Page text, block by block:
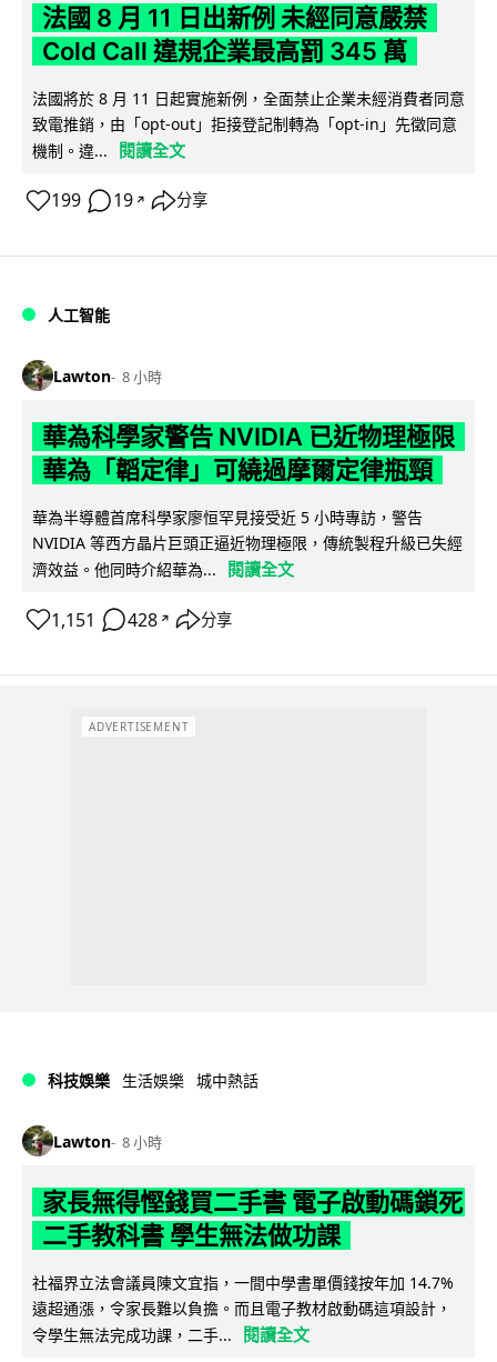
法國 8 月 11 日出新例 未經同意嚴禁
Cold Call 違規企業最高罰 345 萬
法國將於 8 月 11 日起實施新例，全面禁止企業未經消費者同意
致電推銷，由「opt-out」拒接登記制轉為「opt-in」先徵同意
機制。違...
閱讀全文
199 19 ↗ 分享
人工智能
Lawton 8 小時
華為科學家警告 NVIDIA 已近物理極限
華為「韜定律」可繞過摩爾定律瓶頸
華為半導體首席科學家廖恒罕見接受近 5 小時專訪，警告
NVIDIA 等西方晶片巨頭正逼近物理極限，傳統製程升級已失經
濟效益。他同時介紹華為...
閱讀全文
1,151 428 ↗ 分享
ADVERTISEMENT
科技娛樂 生活娛樂 城中熱話
Lawton 8 小時
家長無得慳錢買二手書 電子啟動碼鎖死
二手教科書 學生無法做功課
社福界立法會議員陳文宜指，一間中學書單價錢按年加 14.7%
遠超通漲，令家長難以負擔。而且電子教材啟動碼這項設計，
令學生無法完成功課，二手...
閱讀全文